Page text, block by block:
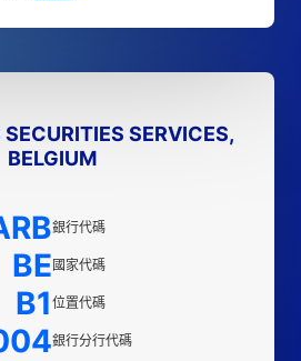
SERVICES,
BELGIUM
銀行代碼
BE國家代碼
B1 位置代碼
銀行分行代碼